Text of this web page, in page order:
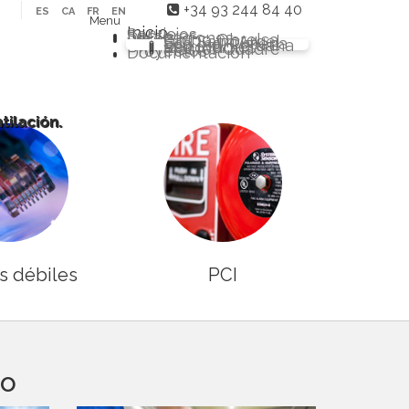
+34 93 244 84 40
ES CA FR EN
Menu
Inicio
Servicios
Sectores
Delegaciones
Grupo Obrelsa
Sarl Saim Argel
Eco Ind. Chilena
Eco Ind. Peruana
Eco Ind. Renovables
Master Quadre
Proyectos
Documentación
débiles PCI